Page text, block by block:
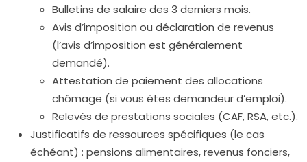
Bulletins de salaire des 3 derniers mois.
Avis d’imposition ou déclaration de revenus
(l’avis d’imposition est généralement
demandé).
Attestation de paiement des allocations
chômage (si vous êtes demandeur d’emploi).
Relevés de prestations sociales (CAF, RSA, etc.).
Justificatifs de ressources spécifiques (le cas
échéant) : pensions alimentaires, revenus fonciers,